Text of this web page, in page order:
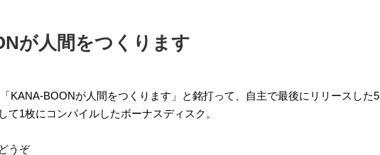
が人間をつくります
KANA-BOONが人間をつくります」と銘打って、自主で最後にリリースした5
て1枚にコンパイルしたボーナスディスク。
うぞ